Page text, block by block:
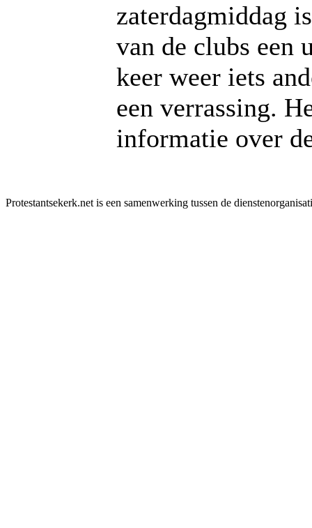
zaterdagmiddag
van de clubs een
keer weer iets
een verrassing.
informatie over
Protestantsekerk.net is een samenwerking tussen de